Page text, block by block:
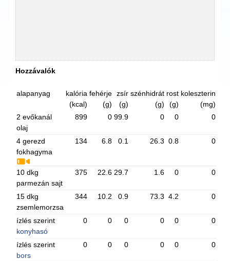
Hozzávalók
alapanyag
kalória
(kcal)
fehérje
(g)
zsír
(g)
szénhidrát
(g)
rost
(g)
koleszterin
(mg)
2 evőkanál
olaj
899 0 99.9 0 0 0
4 gerezd
fokhagyma
134 6.8 0.1 26.3 0.8 0
10 dkg
parmezán sajt
375 22.6 29.7 1.6 0 0
15 dkg
zsemlemorzsa
344 10.2 0.9 73.3 4.2 0
ízlés szerint
konyhasó
0 0 0 0 0 0
ízlés szerint
bors
0 0 0 0 0 0